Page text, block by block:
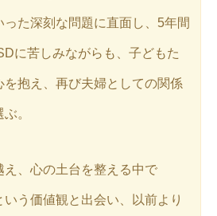
た深刻な問題に直面し、5年間
に苦しみながらも、子どもた
を抱え、再び夫婦としての関係
。
え、心の土台を整える中で
いう価値観と出会い、以前より